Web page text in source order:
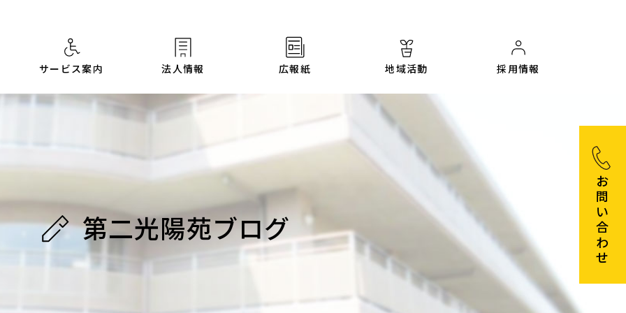
サービス案内 法人情報 広報紙 地域活動 採用情報
第二光陽苑ブログ
お
問
い
合
わ
せ